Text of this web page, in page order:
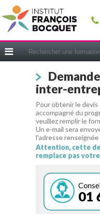
Fermer
ACCUEIL
CERIFICATIONS
INTRAS | SUR-MESURE
COACHING
EN PRATIQUE
NOUS CONNAÎTRE
CONSEILS MICRO-
WEBINAIRES
QUESTIONNAIRE GRATUIT
inter-
Pour obtenir le
accompagné du
veuillez remplir le
Un e-mail sera
l'adresse renseignée
Attention, cette
remplace pas
01